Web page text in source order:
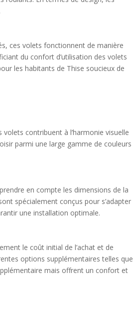
ces volets fonctionnent de manière
du confort d’utilisation des volets
les habitants de Thise soucieux de
contribuent à l’harmonie visuelle
parmi une large gamme de couleurs
en compte les dimensions de la
spécialement conçus pour s’adapter
une installation optimale.
le coût initial de l’achat et de
options supplémentaires telles que
mais offrent un confort et